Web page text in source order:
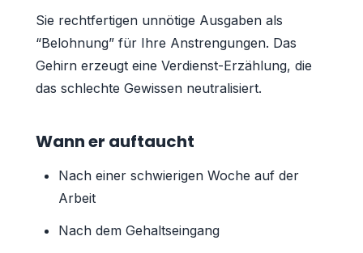
Sie rechtfertigen unnötige Ausgaben als
“Belohnung” für Ihre Anstrengungen. Das
Gehirn erzeugt eine Verdienst-Erzählung, die
das schlechte Gewissen neutralisiert.
Wann er auftaucht
Nach einer schwierigen Woche auf der
Arbeit
Nach dem Gehaltseingang